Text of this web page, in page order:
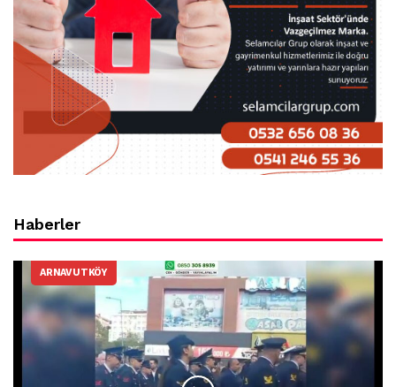
Haberler
ARNAVUTKÖY